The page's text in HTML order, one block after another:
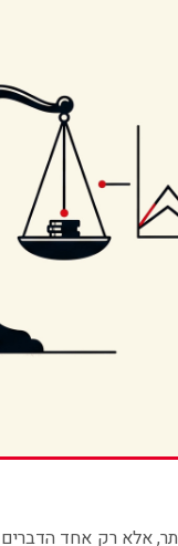
אלא רק אחד הדברים